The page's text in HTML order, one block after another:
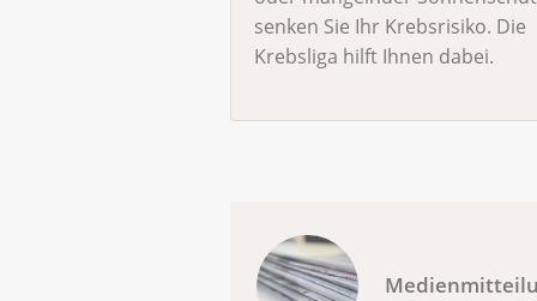
senken Sie Ihr Krebsrisiko. Die
Krebsliga hilft Ihnen dabei.